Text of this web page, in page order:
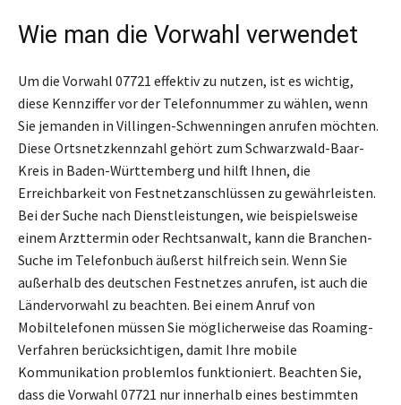
Wie man die Vorwahl verwendet
Um die Vorwahl 07721 effektiv zu nutzen, ist es wichtig,
diese Kennziffer vor der Telefonnummer zu wählen, wenn
Sie jemanden in Villingen-Schwenningen anrufen möchten.
Diese Ortsnetzkennzahl gehört zum Schwarzwald-Baar-
Kreis in Baden-Württemberg und hilft Ihnen, die
Erreichbarkeit von Festnetzanschlüssen zu gewährleisten.
Bei der Suche nach Dienstleistungen, wie beispielsweise
einem Arzttermin oder Rechtsanwalt, kann die Branchen-
Suche im Telefonbuch äußerst hilfreich sein. Wenn Sie
außerhalb des deutschen Festnetzes anrufen, ist auch die
Ländervorwahl zu beachten. Bei einem Anruf von
Mobiltelefonen müssen Sie möglicherweise das Roaming-
Verfahren berücksichtigen, damit Ihre mobile
Kommunikation problemlos funktioniert. Beachten Sie,
dass die Vorwahl 07721 nur innerhalb eines bestimmten